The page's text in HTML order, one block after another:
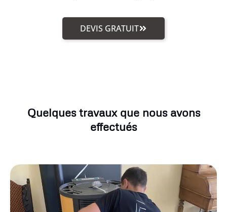
DEVIS GRATUIT
Quelques travaux que nous avons
effectués